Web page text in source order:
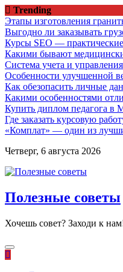
Перейти
к
содержимому
Trending
Этапы изготовления
Выгодно ли заказывать
Курсы SEO —
Какими бывают
Система учета и
Особенности улучшенной
Как обезопасить личные
Какими особенностями
Купить диплом педагога в
Где заказать курсовую
«Комплат» — один из
Четверг, 6 августа 2026
Полезные советы
Хочешь совет? Заходи к